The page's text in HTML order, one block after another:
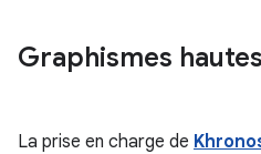
Graphismes
La prise en charge de